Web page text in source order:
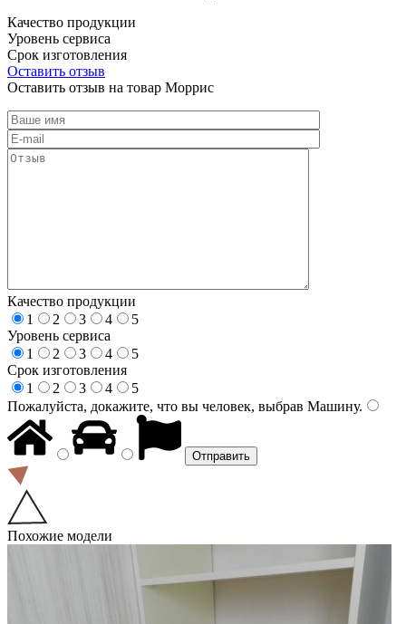
Качество продукции
Уровень сервиса
Срок изготовления
Оставить отзыв
Оставить отзыв на товар Моррис
Качество продукции
1
2 3 4
5
Уровень сервиса
1
2 3 4
5
Срок изготовления
1
2 3 4
5
Пожалуйста, докажите, что вы человек, выбрав Машину.
Похожие модели